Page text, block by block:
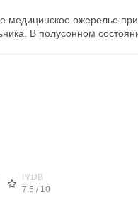
медицинское ожерелье
В полусонном
IMDB
7.5 / 10